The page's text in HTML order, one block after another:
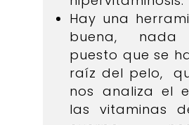
Hay una
buena, nada
puesto que se
raíz del pelo,
nos analiza el
las vitaminas